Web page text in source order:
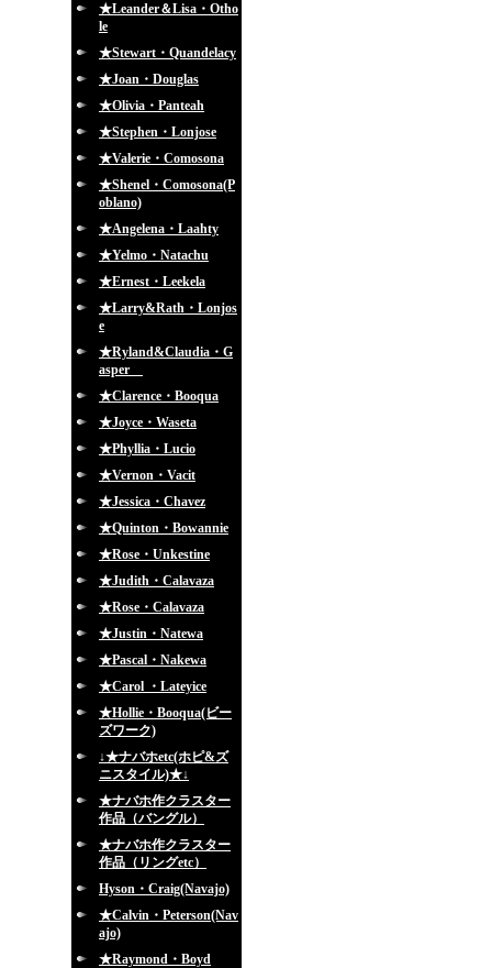
★Leander＆Lisa・Otho
le
★Stewart・Quandelacy
★Joan・Douglas
★Olivia・Panteah
★Stephen・Lonjose
★Valerie・Comosona
★Shenel・Comosona(P
oblano)
★Angelena・Laahty
★Yelmo・Natachu
★Ernest・Leekela
★Larry&Rath・Lonjos
e
★Ryland&Claudia・G
asper
★Clarence・Booqua
★Joyce・Waseta
★Phyllia・Lucio
★Vernon・Vacit
★Jessica・Chavez
★Quinton・Bowannie
★Rose・Unkestine
★Judith・Calavaza
★Rose・Calavaza
★Justin・Natewa
★Pascal・Nakewa
★Carol ・Lateyice
★Hollie・Booqua(ビー
ズワーク)
↓★ナバホetc(ホピ&ズ
ニスタイル)★↓
★ナバホ作クラスター
作品（バングル）
★ナバホ作クラスター
作品（リングetc）
Hyson・Craig(Navajo)
★Calvin・Peterson(Nav
ajo)
★Raymond・Boyd